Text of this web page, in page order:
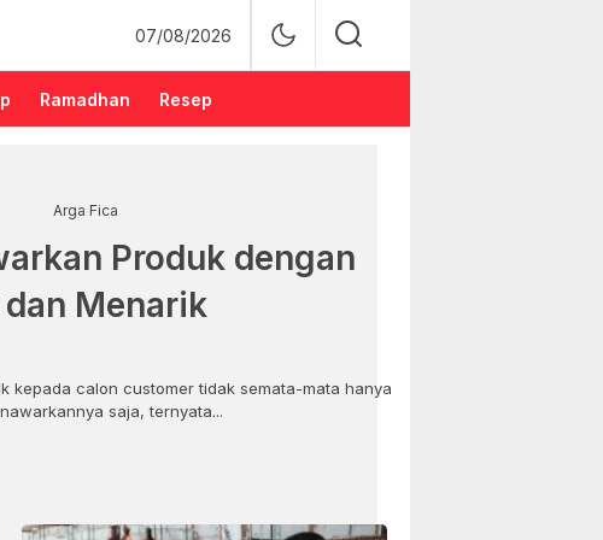
07/08/2026
Ramadhan Resep
Arga Fica
Produk dengan
dan Menarik
kepada calon customer tidak semata-mata hanya
saja, ternyata...